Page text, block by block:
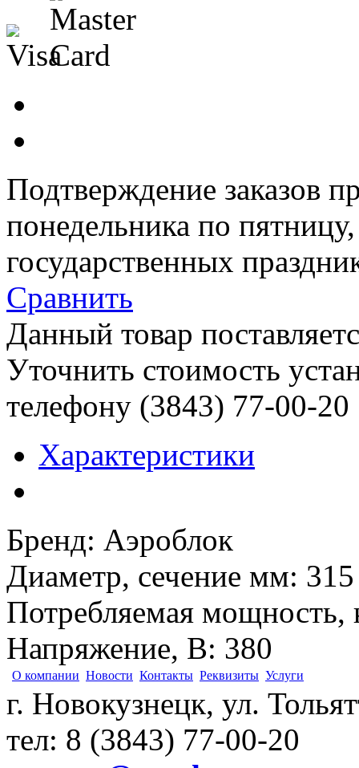
Подтверждение заказов
понедельника по
государственных
Сравнить
Данный товар
Уточнить стоимость
телефону (3843) 77-00-20
Характеристики
Бренд: Аэроблок
Диаметр, сечение мм: 315
Потребляемая мощность,
Напряжение, В: 380
О компании Новости Контакты Реквизиты Услуги
г. Новокузнецк, ул.
тел: 8 (3843) 77-00-20